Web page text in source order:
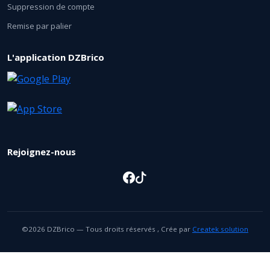
Suppression de compte
Remise par palier
L'application DZBrico
Rejoignez-nous
©2026 DZBrico — Tous droits réservés , Crée par Createk solution